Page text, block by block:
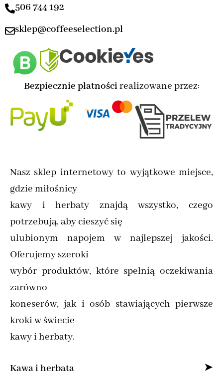
506 744 192
sklep@coffeeselection.pl
Bezpiecznie płatnościrealizowane przez:
Nasz sklep internetowy to wyjątkowe miejsce,
gdzie miłośnicy
kawy i herbaty znajdą wszystko, czego
potrzebują, aby cieszyć się
ulubionym napojem w najlepszej jakości.
Oferujemy szeroki
wybór produktów, które spełnią oczekiwania
zarówno
koneserów, jak i osób stawiających pierwsze
kroki w świecie
kawy i herbaty.
Kawa i herbata